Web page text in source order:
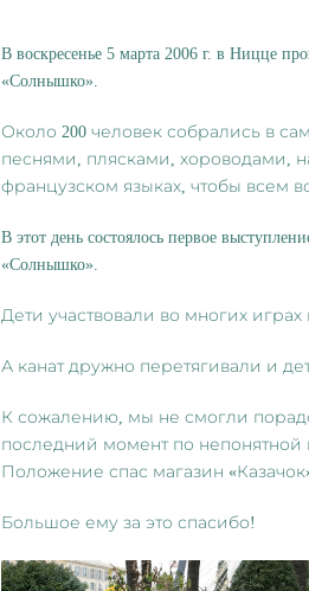
В воскресенье 5 марта 2006 г. в Ницце
«Солнышко».
Около 200 человек собрались в
песнями, плясками, хороводами,
французском языках, чтобы всем
В этот день состоялось первое
«Солнышко».
Дети участвовали во многих
А канат дружно перетягивали и
К сожалению, мы не смогли
последний момент по непонятной
Положение спас магазин
Большое ему за это спасибо!